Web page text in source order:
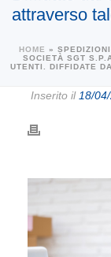
attraverso
HOME »
SOCIETÀ SGT
UTENTI. DIFFIDATE
Inserito il 18/